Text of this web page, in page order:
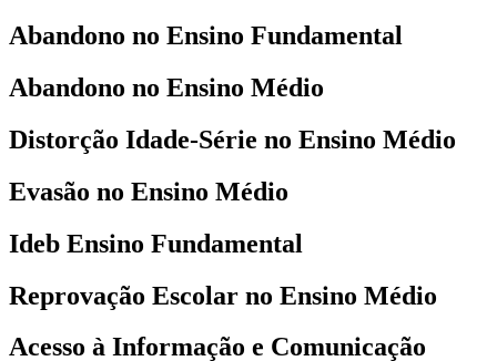
Abandono no Ensino Fundamental
Abandono no Ensino Médio
Distorção Idade-Série no Ensino Médio
Evasão no Ensino Médio
Ideb Ensino Fundamental
Reprovação Escolar no Ensino Médio
Acesso à Informação e Comunicação